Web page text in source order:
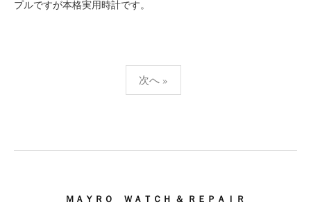
プルですが本格実用時計です。
ー
次へ »
ＭＡＹＲＯ ＷＡＴＣＨ ＆ ＲＥＰＡＩＲ